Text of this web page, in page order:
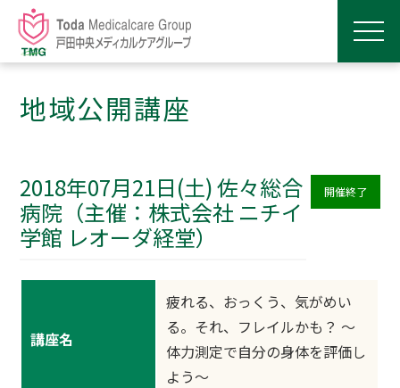
地域公開講座
開催終了
2018年07月21日(土) 佐々総合
病院（主催：株式会社 ニチイ
学館 レオーダ経堂）
講座名
疲れる、おっくう、気がめい
る。それ、フレイルかも？ ～
体力測定で自分の身体を評価し
よう～